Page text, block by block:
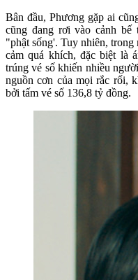
Bân đầu, Phương gặp ai
cũng đang rơi vào cảnh bế
"phật sống'. Tuy nhiên,
cảm quá khích, đặc biệt là
trúng vé số khiến nhiều
nguồn cơn của mọi rắc rối,
bởi tấm vé số 136,8 tỷ đồng.